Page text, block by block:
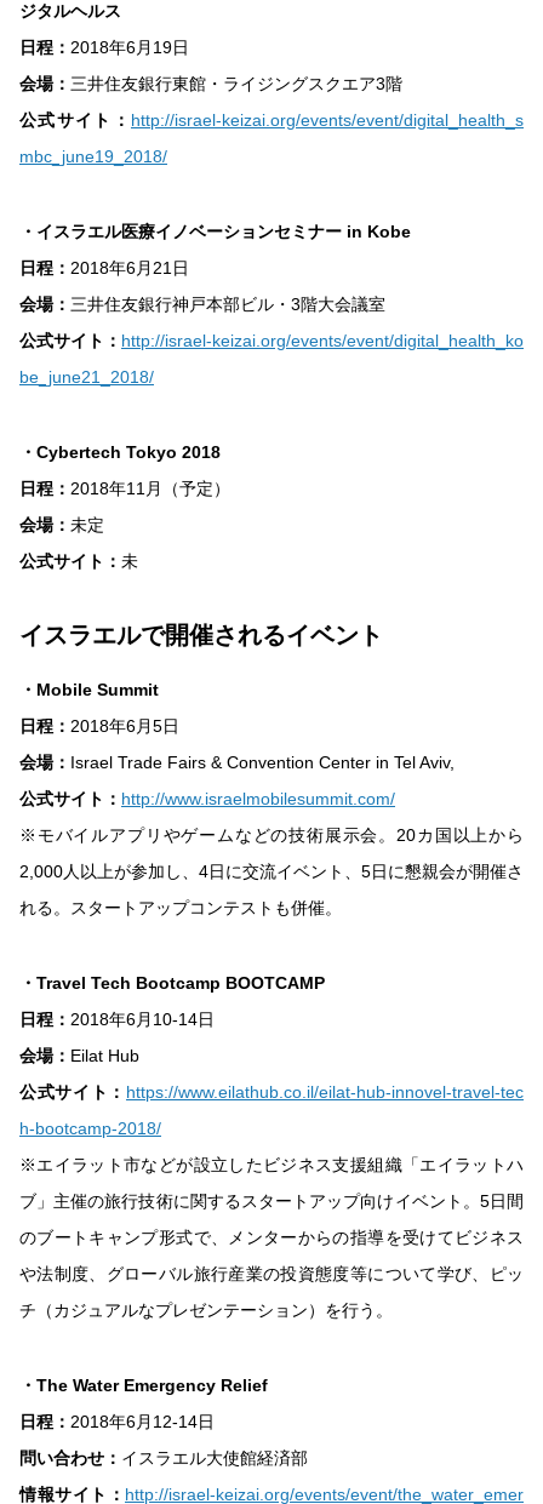
ジタルヘルス
日程： 2018年6月19日
会場： 三井住友銀行東館・ライジングスクエア3階
公式サイト： http://israel-keizai.org/events/event/digital_health_s
mbc_june19_2018/
・イスラエル医療イノベーションセミナー in Kobe
日程： 2018年6月21日
会場： 三井住友銀行神戸本部ビル・3階大会議室
公式サイト： http://israel-keizai.org/events/event/digital_health_ko
be_june21_2018/
・Cybertech Tokyo 2018
日程： 2018年11月（予定）
会場： 未定
公式サイト： 未
イスラエルで開催されるイベント
・Mobile Summit
日程： 2018年6月5日
会場： Israel Trade Fairs & Convention Center in Tel Aviv,
公式サイト： http://www.israelmobilesummit.com/
※モバイルアプリやゲームなどの技術展示会。20カ国以上から
2,000人以上が参加し、4日に交流イベント、5日に懇親会が開催さ
れる。スタートアップコンテストも併催。
・Travel Tech Bootcamp BOOTCAMP
日程： 2018年6月10-14日
会場： Eilat Hub
公式サイト： https://www.eilathub.co.il/eilat-hub-innovel-travel-tec
h-bootcamp-2018/
※エイラット市などが設立したビジネス支援組織「エイラットハ
ブ」主催の旅行技術に関するスタートアップ向けイベント。5日間
のブートキャンプ形式で、メンターからの指導を受けてビジネス
や法制度、グローバル旅行産業の投資態度等について学び、ピッ
チ（カジュアルなプレゼンテーション）を行う。
・The Water Emergency Relief
日程： 2018年6月12-14日
問い合わせ： イスラエル大使館経済部
情報サイト： http://israel-keizai.org/events/event/the_water_emer